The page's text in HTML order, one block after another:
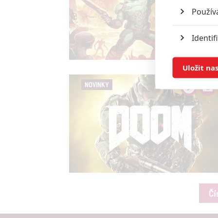
NOVINKY
služeb
Udělením
možnost:
Uložit